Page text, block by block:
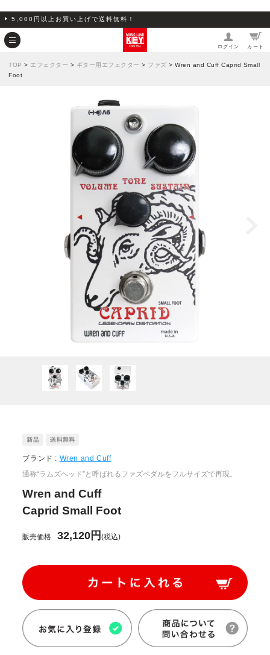
5,000円以上お買い上げで送料無料！
ログイン カート
TOP > エフェクター > ギター用エフェクター > ファズ > Wren and Cuff Caprid Small
Foot
ブランド : Wren and Cuff
通称“ラムズヘッド”と呼ばれるファズペダルをフルサイズで再現。
Wren and Cuff
Caprid Small Foot
販売価格 32,120円(税込)